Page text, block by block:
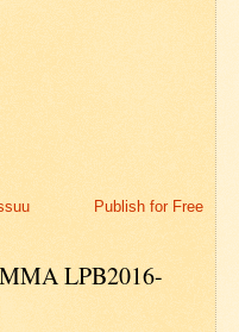
Publish for Free
LPB2016-